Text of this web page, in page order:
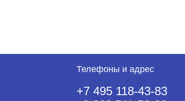
Телефоны и адрес
+7 495 118-43-83